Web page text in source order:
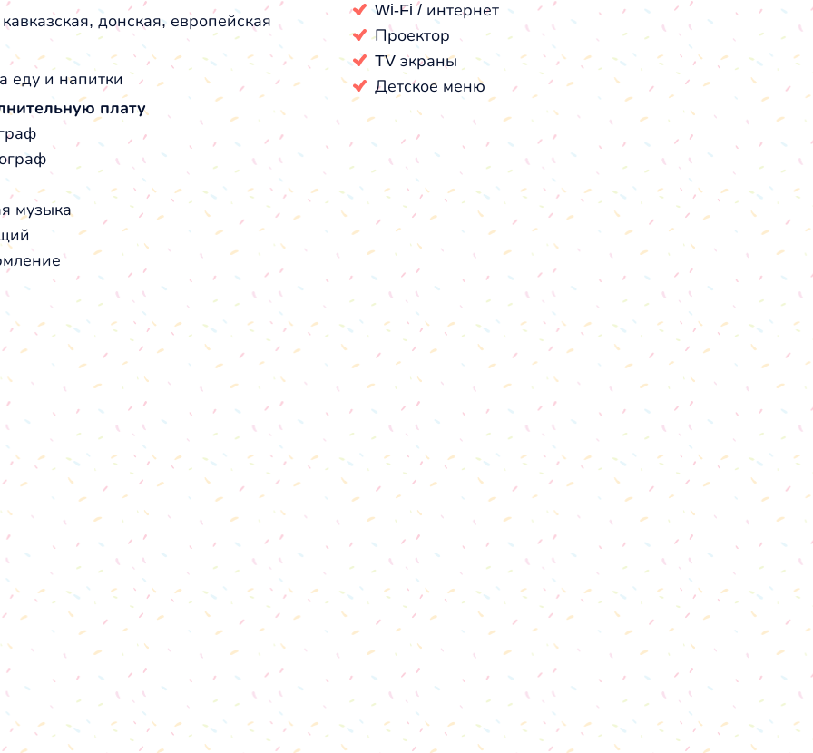
донская, европейская
еду и напитки
Wi-Fi / интернет
Проектор
TV экраны
Детское меню
плату
музыка